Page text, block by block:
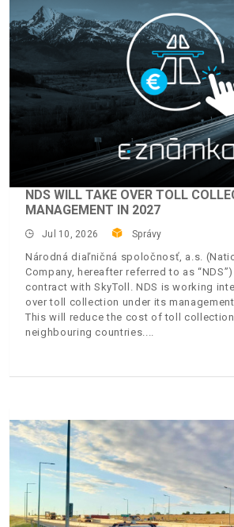
NDS WILL TAKE OVER TOLL
MANAGEMENT IN 2027
Jul 10, 2026 Správy
Národná diaľničná spoločnosť, a.s.
Company, hereafter referred to as
contract with SkyToll. NDS is working
over toll collection under its
This will reduce the cost of toll
neighbouring countries.